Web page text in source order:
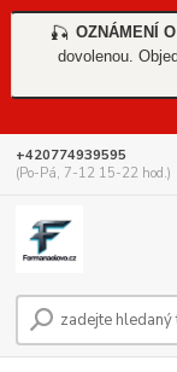
🎣 OZNÁMENÍ
dovolenou.
+420774939595
(Po-Pá, 7-12 15-22 hod.)